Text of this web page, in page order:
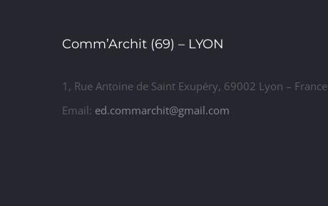
Comm’Archit (69) – LYON
1, Rue Antoine de Saint Exupéry, 69002 Lyon – France
Email: ed.commarchit@gmail.com